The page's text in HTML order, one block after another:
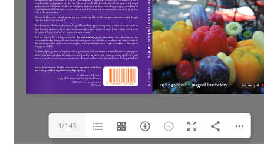
1/145